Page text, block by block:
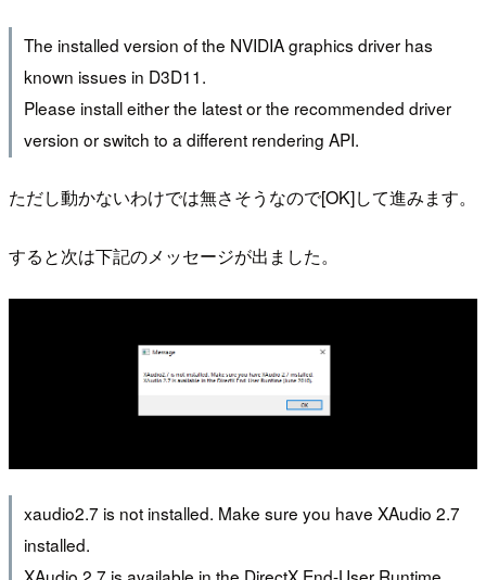
The installed version of the NVIDIA graphics driver has
known issues in D3D11.
Please install either the latest or the recommended driver
version or switch to a different rendering API.
ただし動かないわけでは無さそうなので[OK]して進みます。
すると次は下記のメッセージが出ました。
xaudio2.7 is not installed. Make sure you have XAudio 2.7
installed.